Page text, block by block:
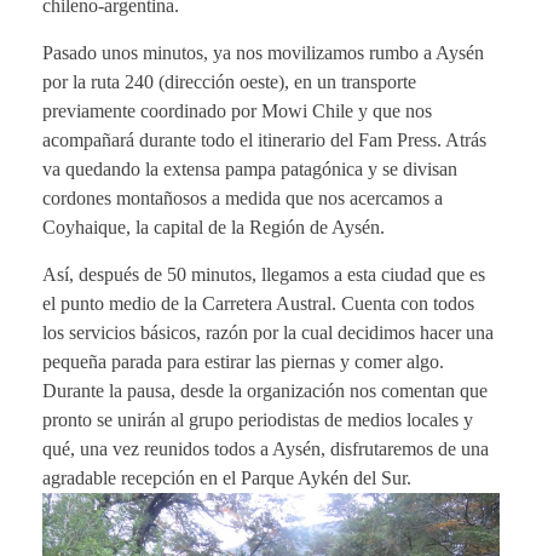
chileno-argentina.
Pasado unos minutos, ya nos movilizamos rumbo a Aysén
por la ruta 240 (dirección oeste), en un transporte
previamente coordinado por Mowi Chile y que nos
acompañará durante todo el itinerario del Fam Press. Atrás
va quedando la extensa pampa patagónica y se divisan
cordones montañosos a medida que nos acercamos a
Coyhaique, la capital de la Región de Aysén.
Así, después de 50 minutos, llegamos a esta ciudad que es
el punto medio de la Carretera Austral. Cuenta con todos
los servicios básicos, razón por la cual decidimos hacer una
pequeña parada para estirar las piernas y comer algo.
Durante la pausa, desde la organización nos comentan que
pronto se unirán al grupo periodistas de medios locales y
qué, una vez reunidos todos a Aysén, disfrutaremos de una
agradable recepción en el Parque Aykén del Sur.